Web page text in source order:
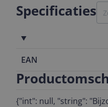
Specificaties
EAN
{"int": null, "string":